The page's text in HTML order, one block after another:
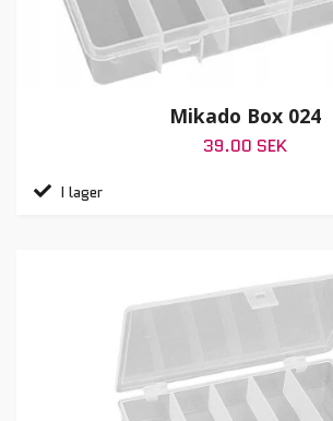
Mikado Box 024
39.00 SEK
I lager